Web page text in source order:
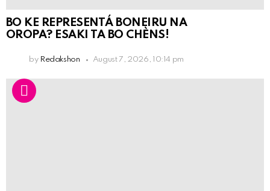
BO KE REPRESENTÁ BONEIRU NA
OROPA? ESAKI TA BO CHÈNS!
by Redakshon August 7, 2026, 10:14 pm